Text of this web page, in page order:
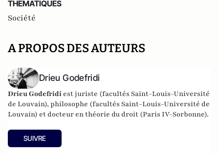
THEMATIQUES
Société
A PROPOS DES AUTEURS
Drieu Godefridi
Drieu Godefridi est juriste (facultés Saint-Louis-Université
de Louvain), philosophe (facultés Saint-Louis-Université de
Louvain) et docteur en théorie du droit (Paris IV-Sorbonne).
SUIVRE